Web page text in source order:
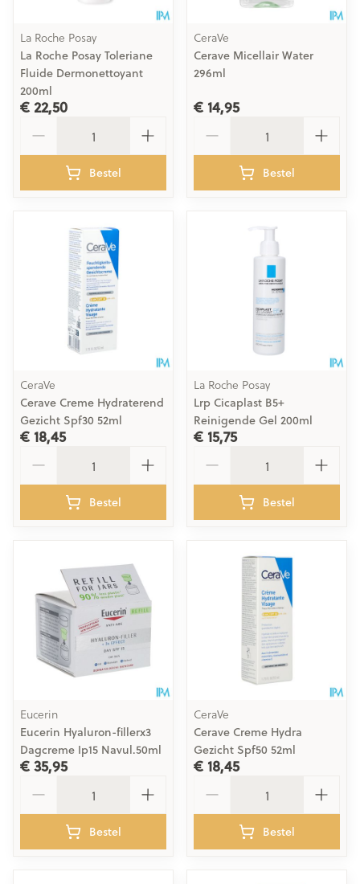
La Roche Posay
La Roche Posay Toleriane
Fluide Dermonettoyant
200ml
€ 22,50
Bestel
CeraVe
Cerave Micellair Water
296ml
€ 14,95
Bestel
CeraVe
Cerave Creme Hydraterend
Gezicht Spf30 52ml
€ 18,45
Bestel
La Roche Posay
Lrp Cicaplast B5+
Reinigende Gel 200ml
€ 15,75
Bestel
Eucerin
Eucerin Hyaluron-fillerx3
Dagcreme Ip15 Navul.50ml
€ 35,95
Bestel
CeraVe
Cerave Creme Hydra
Gezicht Spf50 52ml
€ 18,45
Bestel